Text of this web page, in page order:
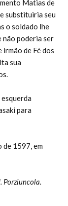
Matias de
substituiria seu
o soldado lhe
não poderia ser
de Fé dos
sua
para
de 1597, em
Porziuncola.